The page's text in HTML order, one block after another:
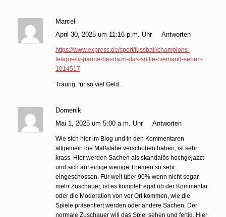
Marcel
April 30, 2025 um 11:16 p.m. Uhr
Antworten
https://www.express.de/sport/fussball/champions-
league/tv-panne-bei-dazn-das-sollte-niemand-sehen-
1014517
Traurig, für so viel Geld..
Domenik
Mai 1, 2025 um 5:00 a.m. Uhr
Antworten
Wie sich hier im Blog und in den Kommentaren
allgemein die Maßstäbe verschoben haben, ist sehr
krass. Hier werden Sachen als skandalös hochgejazzt
und sich auf einige wenige Themen so sehr
eingeschossen. Für weit über 90% wenn nicht sogar
mehr Zuschauer, ist es komplett egal ob der Kommentar
oder die Moderation von vor Ort kommen, wie die
Spiele präsentiert werden oder andere Sachen. Der
normale Zuschauer will das Spiel sehen und fertig. Hier